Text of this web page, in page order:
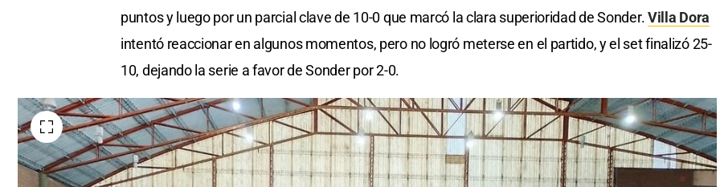
puntos y luego por un parcial clave de 10-0 que marcó la clara superioridad de Sonder.Villa Dora
intentó reaccionar en algunos momentos, pero no logró meterse en el partido, y el set finalizó 25-
10, dejando la serie a favor de Sonder por 2-0.